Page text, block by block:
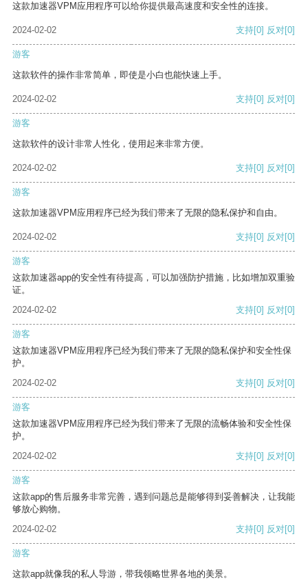
这款加速器VPM应用程序可以给你提供最高速度和安全性的连接。
2024-02-02 支持[0] 反对[0]
游客
这款软件的操作非常简单，即使是小白也能快速上手。
2024-02-02 支持[0] 反对[0]
游客
这款软件的设计非常人性化，使用起来非常方便。
2024-02-02 支持[0] 反对[0]
游客
这款加速器VPM应用程序已经为我们带来了无限的隐私保护和自由。
2024-02-02 支持[0] 反对[0]
游客
这款加速器app的安全性有待提高，可以加强防护措施，比如增加双重验
证。
2024-02-02
支持[0] 反对[0]
游客
这款加速器VPM应用程序已经为我们带来了无限的隐私保护和安全性保
护。
2024-02-02
支持[0] 反对[0]
游客
这款加速器VPM应用程序已经为我们带来了无限的流畅体验和安全性保
护。
2024-02-02
支持[0] 反对[0]
游客
这款app的售后服务非常完善，遇到问题总是能够得到妥善解决，让我能
够放心购物。
2024-02-02
支持[0] 反对[0]
游客
这款app就像我的私人导游，带我领略世界各地的美景。